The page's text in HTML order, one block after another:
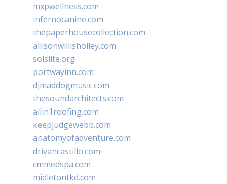
mxpwellness.com
infernocanine.com
thepaperhousecollection.com
allisonwillisholley.com
solslite.org
portwayinn.com
djmaddogmusic.com
thesoundarchitects.com
allin1roofing.com
keepjudgewebb.com
anatomyofadventure.com
drivancastillo.com
cmmedspa.com
midletontkd.com